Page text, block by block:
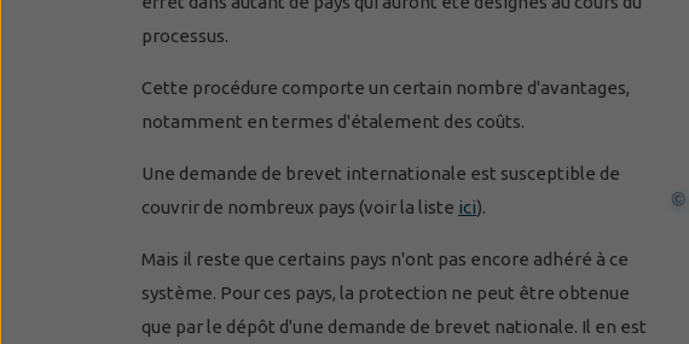
processus.
Cette procédure comporte un certain nombre d'avantages,
notamment en termes d'étalement des coûts.
Une demande de brevet internationale est susceptible de
couvrir de nombreux pays (voir la liste ici).
Mais il reste que certains pays n'ont pas encore adhéré à ce
système. Pour ces pays, la protection ne peut être obtenue
que par le dépôt d'une demande de brevet nationale. Il en est